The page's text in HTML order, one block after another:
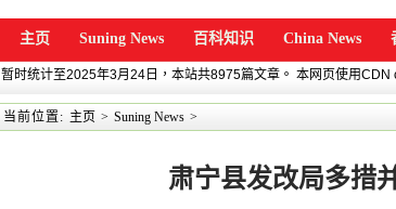
主页 Suning News 百科知识 China News
暂时统计至2025年3月24日，本站共8975篇文章。 本网页使用CDN
当前位置: 主页 > Suning News >
肃宁县发改局多措